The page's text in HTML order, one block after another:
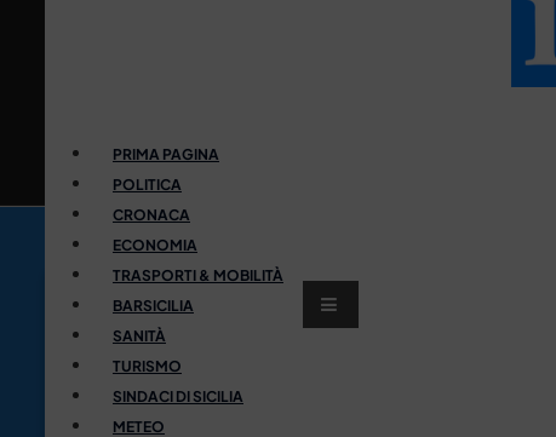
PRIMA PAGINA
POLITICA
CRONACA
ECONOMIA
TRASPORTI & MOBILITÀ
BARSICILIA
SANITÀ
TURISMO
SINDACI DI SICILIA
METEO